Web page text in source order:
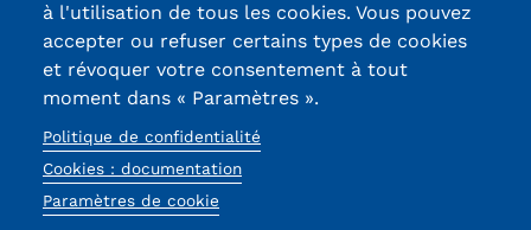
à l'utilisation de tous les cookies. Vous pouvez
accepter ou refuser certains types de cookies
et révoquer votre consentement à tout
moment dans « Paramètres ».
Politique de confidentialité
Cookies : documentation
Paramètres de cookie